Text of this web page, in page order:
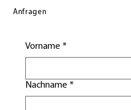
Anfragen
Vorname *
Nachname *